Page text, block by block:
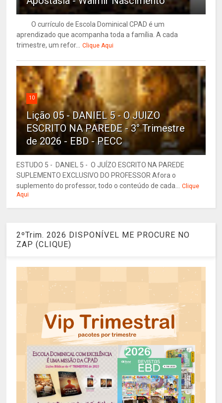
O currículo de Escola Dominical CPAD é um
aprendizado que acompanha toda a família. A cada
trimestre, um refor... Clique Aqui
10
Lição 05 - DANIEL 5 - O JUIZO
ESCRITO NA PAREDE - 3° Trimestre
de 2026 - EBD - PECC
ESTUDO 5 - DANIEL 5 - O JUÍZO ESCRITO NA PAREDE
SUPLEMENTO EXCLUSIVO DO PROFESSOR Afora o
suplemento do professor, todo o conteúdo de cada... Clique
Aqui
2ºTrim. 2026 DISPONÍVEL ME PROCURE NO
ZAP (CLIQUE)